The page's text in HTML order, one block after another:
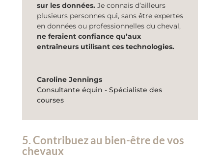
sur les données. Je connais d’ailleurs
plusieurs personnes qui, sans être expertes
en données ou professionnelles du cheval,
ne feraient confiance qu’aux
entraîneurs utilisant ces technologies.
Caroline Jennings
Consultante équin - Spécialiste des
courses
5. Contribuez au bien-être de vos
chevaux